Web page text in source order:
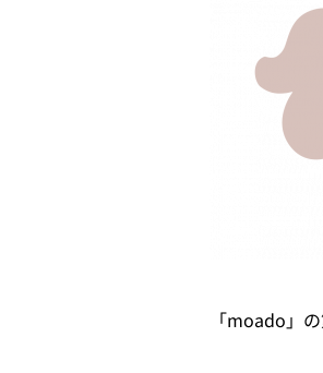
「moado」